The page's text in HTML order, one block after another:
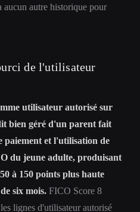
autre historique pour
de l'utilisateur
utilisateur autorisé sur
bien géré d'un parent fait
paiement et l'utilisation de
du jeune adulte, produisant
à 150 points plus haute
six mois. FICO Score 8
lignes d'utilisateur autorisé